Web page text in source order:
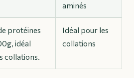
aminés
protéines
idéal
collations.
Idéal pour les
collations